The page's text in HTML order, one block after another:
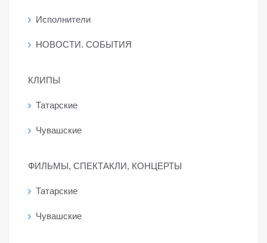
Исполнители
НОВОСТИ. СОБЫТИЯ
КЛИПЫ
Татарские
Чувашские
ФИЛЬМЫ, СПЕКТАКЛИ, КОНЦЕРТЫ
Татарские
Чувашские